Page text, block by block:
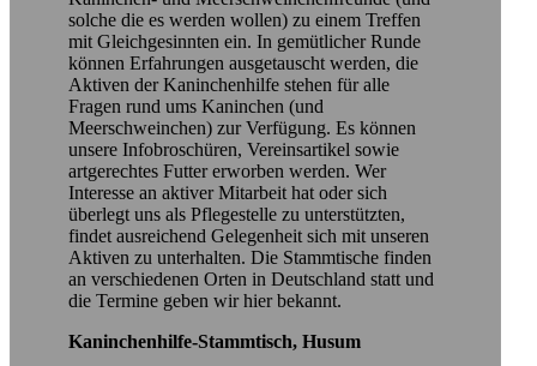
solche die es werden wollen) zu einem Treffen
mit Gleichgesinnten ein. In gemütlicher Runde
können Erfahrungen ausgetauscht werden, die
Aktiven der Kaninchenhilfe stehen für alle
Fragen rund ums Kaninchen (und
Meerschweinchen) zur Verfügung. Es können
unsere Infobroschüren, Vereinsartikel sowie
artgerechtes Futter erworben werden. Wer
Interesse an aktiver Mitarbeit hat oder sich
überlegt uns als Pflegestelle zu unterstützten,
findet ausreichend Gelegenheit sich mit unseren
Aktiven zu unterhalten. Die Stammtische finden
an verschiedenen Orten in Deutschland statt und
die Termine geben wir hier bekannt.
Kaninchenhilfe-Stammtisch, Husum